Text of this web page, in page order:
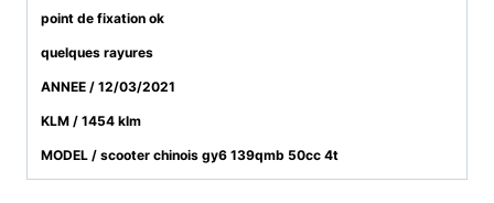
point de fixation ok
quelques rayures
ANNEE / 12/03/2021
KLM / 1454 klm
MODEL / scooter chinois gy6 139qmb 50cc 4t